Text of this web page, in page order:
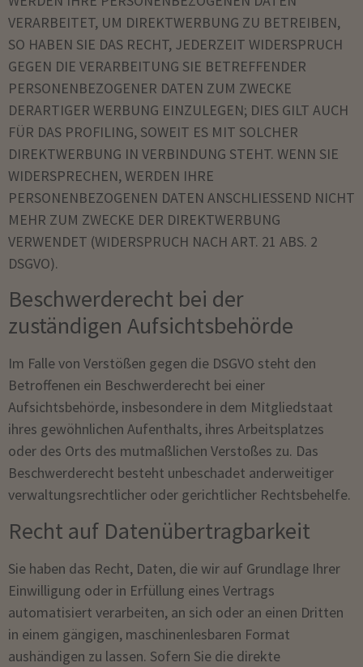
VERARBEITET, UM DIREKTWERBUNG ZU BETREIBEN,
SO HABEN SIE DAS RECHT, JEDERZEIT WIDERSPRUCH
GEGEN DIE VERARBEITUNG SIE BETREFFENDER
PERSONENBEZOGENER DATEN ZUM ZWECKE
DERARTIGER WERBUNG EINZULEGEN; DIES GILT AUCH
FÜR DAS PROFILING, SOWEIT ES MIT SOLCHER
DIREKTWERBUNG IN VERBINDUNG STEHT. WENN SIE
WIDERSPRECHEN, WERDEN IHRE
PERSONENBEZOGENEN DATEN ANSCHLIESSEND NICHT
MEHR ZUM ZWECKE DER DIREKTWERBUNG
VERWENDET (WIDERSPRUCH NACH ART. 21 ABS. 2
DSGVO).
Beschwerde­recht bei der
zuständigen Aufsichts­behörde
Im Falle von Verstößen gegen die DSGVO steht den
Betroffenen ein Beschwerderecht bei einer
Aufsichtsbehörde, insbesondere in dem Mitgliedstaat
ihres gewöhnlichen Aufenthalts, ihres Arbeitsplatzes
oder des Orts des mutmaßlichen Verstoßes zu. Das
Beschwerderecht besteht unbeschadet anderweitiger
verwaltungsrechtlicher oder gerichtlicher Rechtsbehelfe.
Recht auf Daten­übertrag­barkeit
Sie haben das Recht, Daten, die wir auf Grundlage Ihrer
Einwilligung oder in Erfüllung eines Vertrags
automatisiert verarbeiten, an sich oder an einen Dritten
in einem gängigen, maschinenlesbaren Format
aushändigen zu lassen. Sofern Sie die direkte